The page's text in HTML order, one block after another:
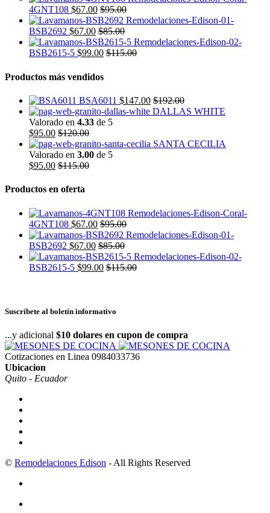
4GNT108 $67.00 $95.00
BSB2692 $67.00 $85.00
BSB2615-5 $99.00 $115.00
Productos más vendidos
BSA6011 $147.00 $192.00
DALLAS WHITE
Valorado en 4.33 de 5
$95.00 $120.00
SANTA CECILIA
Valorado en 3.00 de 5
$95.00 $115.00
Productos en oferta
4GNT108 $67.00 $95.00
BSB2692 $67.00 $85.00
BSB2615-5 $99.00 $115.00
Suscríbete al boletín informativo
...y adicional $10 dolares en cupon de compra
Cotizaciones en Linea 0984033736
Ubicacion
Quito - Ecuador
© Remodelaciones Edison - All Rights Reserved